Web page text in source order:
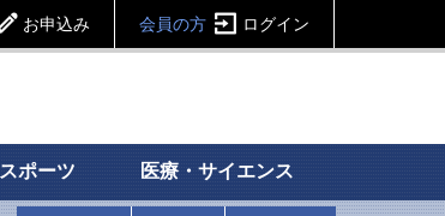
お申込み 会員の方 ログイン
スポーツ 医療・サイエンス